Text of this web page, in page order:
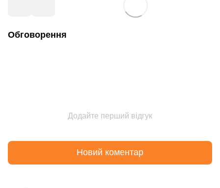
Обговорення
Додайте перший відгук
Новий коментар